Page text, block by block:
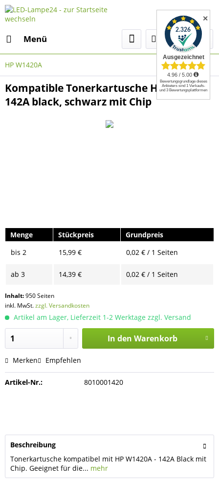
Menü
HP W1420A
Kompatible Tonerkartusche HP W1420A,
142A black, schwarz mit Chip
Menge Stückpreis
Grundpreis
bis 2 15,99 € 0,02 € / 1 Seiten
ab 3 14,39 € 0,02 € / 1 Seiten
Inhalt:950 Seiten
inkl. MwSt.zzgl. Versandkosten
Artikel am Lager, Lieferzeit 1-2 Werktage zzgl. Versand
In den Warenkorb
Merken Empfehlen
Artikel-Nr.: 8010001420
Beschreibung
Tonerkartusche kompatibel mit HP W1420A - 142A Black mit
Chip. Geeignet für die... mehr
✕